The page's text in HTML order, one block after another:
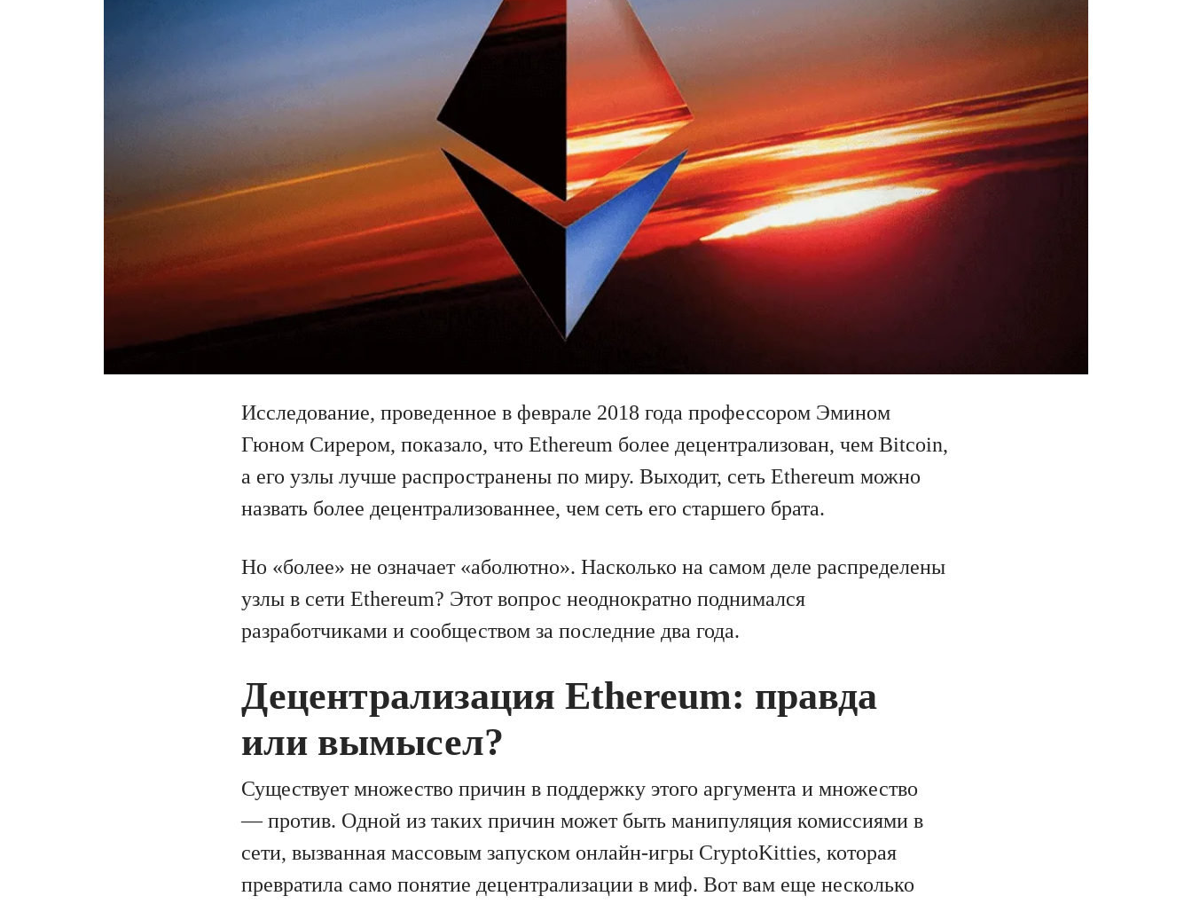
Исследование, проведенное в феврале 2018 года профессором Эмином
Гюном Сирером, показало, что Ethereum более децентрализован, чем Bitcoin,
а его узлы лучше распространены по миру. Выходит, сеть Ethereum можно
назвать более децентрализованнее, чем сеть его старшего брата.
Но «более» не означает «аболютно». Насколько на самом деле распределены
узлы в сети Ethereum? Этот вопрос неоднократно поднимался
разработчиками и сообществом за последние два года.
Децентрализация Ethereum: правда
или вымысел?
Существует множество причин в поддержку этого аргумента и множество
— против. Одной из таких причин может быть манипуляция комиссиями в
сети, вызванная массовым запуском онлайн-игры CryptoKitties, которая
превратила само понятие децентрализации в миф. Вот вам еще несколько